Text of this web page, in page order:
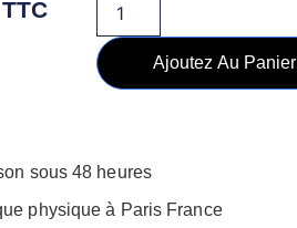
TTC
Ajoutez Au Panier
sous 48 heures
physique à Paris France